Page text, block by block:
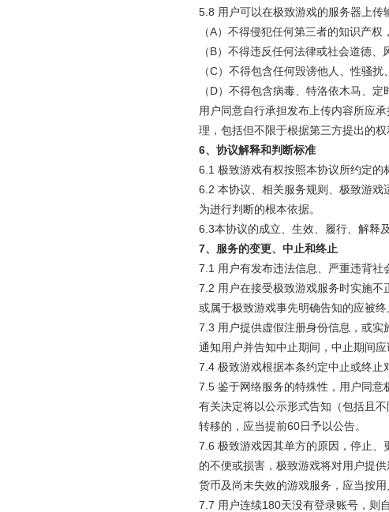
5.8 用户可以在极致游戏的服务器上传
（A）不得侵犯任何第三者的知识产权
（B）不得违反任何法律或社会道德、
（C）不得包含任何毁谤他人、性骚
（D）不得包含病毒、特洛依木马、
用户同意自行承担发布上传内容所应
理，包括但不限于根据第三方提出的
6、协议解释和判断标准
6.1 极致游戏有权按照本协议所约定的
6.2 本协议、相关服务规则、极致游
为进行判断的根本依据。
6.3本协议的成立、生效、履行、解释
7、服务的变更、中止和终止
7.1 用户有发布违法信息、严重违背社
7.2 用户在接受极致游戏服务时实施
或属于极致游戏事先明确告知的应被
7.3 用户提供虚假注册身份信息，或实
通知用户并告知中止期间，中止期间
7.4 极致游戏根据本条约定中止或终止
7.5 鉴于网络服务的特殊性，用户同意
有关决定将以公示形式告知（包括且
转移的，应当提前60日予以公告。
7.6 极致游戏因其单方的原因，停止
的不便或损害，极致游戏将对用户提
货币及尚未失效的游戏服务，应当按
7.7 用户连续180天没有登录账号，则